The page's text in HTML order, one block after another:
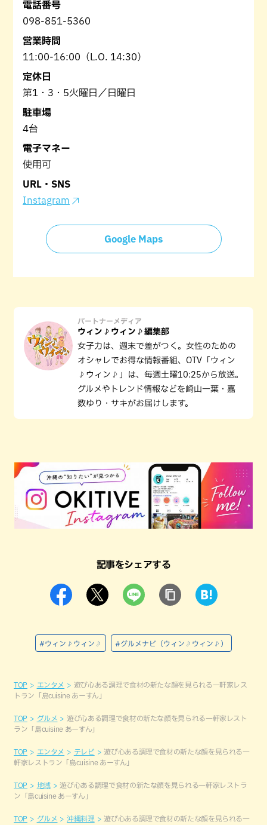
電話番号
098-851-5360
営業時間
11:00-16:00（L.O. 14:30）
定休日
第1・3・5火曜日／日曜日
駐車場
4台
電子マネー
使用可
URL・SNS
Instagram
Google Maps
パートナーメディア
ウィン♪ウィン♪編集部
女子力は、週末で差がつく。女性のための
オシャレでお得な情報番組、OTV「ウィン
♪ウィン♪」は、毎週土曜10:25から放送。
グルメやトレンド情報などを崎山一葉・嘉
数ゆり・サキがお届けします。
記事をシェアする
#ウィン♪ウィン♪ #グルメナビ（ウィン♪ウィン♪）
TOP エンタメ
遊び心ある調理で食材の新たな顔を見られる一軒家レス
トラン「島cuisine あーすん」
TOP グルメ
遊び心ある調理で食材の新たな顔を見られる一軒家レスト
ラン「島cuisine あーすん」
TOP エンタメ テレビ
遊び心ある調理で食材の新たな顔を見られる一
軒家レストラン「島cuisine あーすん」
TOP 地域
遊び心ある調理で食材の新たな顔を見られる一軒家レストラ
ン「島cuisine あーすん」
TOP グルメ 沖縄料理
遊び心ある調理で食材の新たな顔を見られる一